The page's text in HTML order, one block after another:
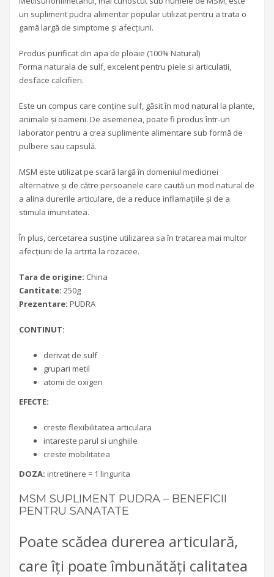
un supliment pudra alimentar popular utilizat pentru a trata o
gamă largă de simptome și afecțiuni.
Produs purificat din apa de ploaie (100% Natural)
Forma naturala de sulf, excelent pentru piele si articulatii,
desface calcifieri.
Este un compus care conține sulf, găsit în mod natural la plante,
animale și oameni. De asemenea, poate fi produs într-un
laborator pentru a crea suplimente alimentare sub formă de
pulbere sau capsulă.
MSM este utilizat pe scară largă în domeniul medicinei
alternative și de către persoanele care caută un mod natural de
a alina durerile articulare, de a reduce inflamațiile și de a
stimula imunitatea.
În plus, cercetarea susține utilizarea sa în tratarea mai multor
afecțiuni de la artrita la rozacee.
Tara de origine: China
Cantitate: 250g
Prezentare: PUDRA
CONTINUT:
derivat de sulf
grupari metil
atomi de oxigen
EFECTE:
creste flexibilitatea articulara
intareste parul si unghiile
creste mobilitatea
DOZA: intretinere = 1 lingurita
MSM SUPLIMENT PUDRA – BENEFICII
PENTRU SANATATE
Poate scădea durerea articulară,
care îți poate îmbunătăți calitatea